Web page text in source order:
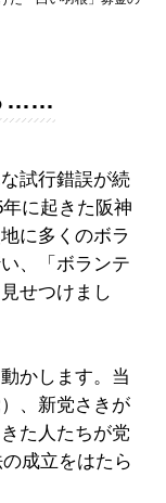
……
試行錯誤が続
に起きた阪神
に多くのボラ
、「ボランテ
せつけまし
かします。当
、新党さきが
た人たちが党
成立をはたら